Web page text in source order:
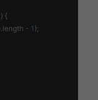
{
- 1 );